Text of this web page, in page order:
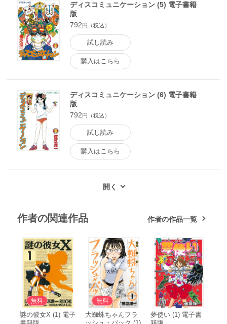
ディスコミュニケーション (5) 電子書籍
版
792 円（税込）
試し読み
購入はこちら
ディスコミュニケーション (6) 電子書籍
版
792 円（税込）
試し読み
購入はこちら
作者の関連作品 作者の作品一覧
無料
謎の彼女X (1) 電子
無料
大蜘蛛ちゃんフラ
夢使い (1) 電子書